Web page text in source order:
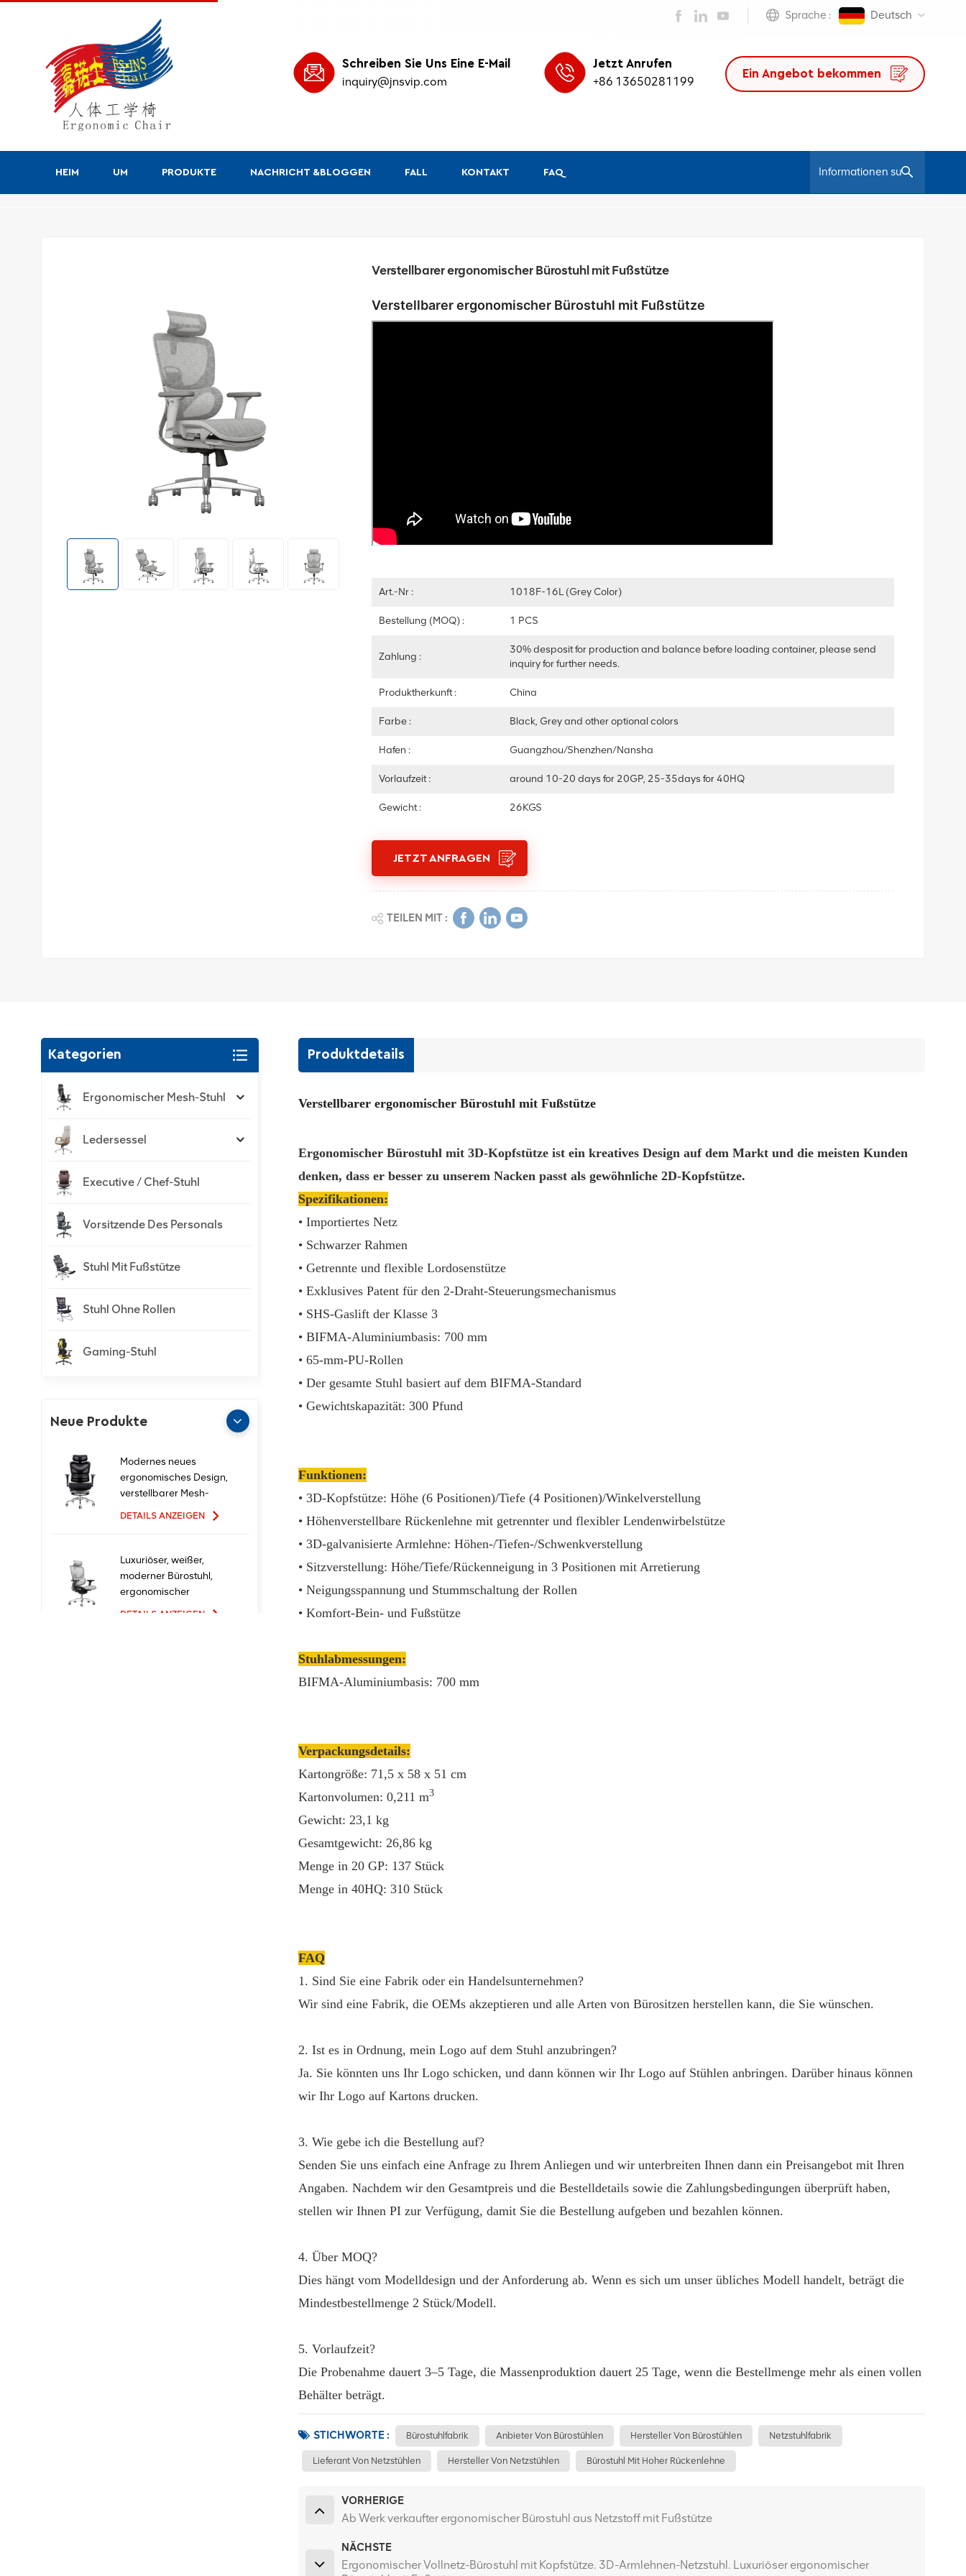
Sprache : Deutsch
Ein Angebot bekommen
Schreiben Sie Uns Eine E-Mail
inquiry@jnsvip.com
Jetzt Anrufen
+86 13650281199
HEIM UM PRODUKTE NACHRICHT &BLOGGEN FALL KONTAKT FAQ
Verstellbarer ergonomischer Bürostuhl mit Fußstütze
Verstellbarer ergonomischer Bürostuhl mit Fußstütze
Art.-Nr : 1018F-16L (Grey Color)
Bestellung (MOQ) : 1 PCS
Zahlung :
30% desposit for production and balance before loading container, please send
inquiry for further needs.
Produktherkunft : China
Farbe : Black, Grey and other optional colors
Hafen : Guangzhou/Shenzhen/Nansha
Vorlaufzeit : around 10-20 days for 20GP, 25-35days for 40HQ
Gewicht : 26KGS
JETZT ANFRAGEN
TEILEN MIT :
Produktdetails
Verstellbarer ergonomischer Bürostuhl mit Fußstütze
Ergonomischer Bürostuhl mit 3D-Kopfstütze ist ein kreatives Design auf dem Markt und die meisten Kunden
denken, dass er besser zu unserem Nacken passt als gewöhnliche 2D-Kopfstütze.
Spezifikationen:
• Importiertes Netz
• Schwarzer Rahmen
• Getrennte und flexible Lordosenstütze
• Exklusives Patent für den 2-Draht-Steuerungsmechanismus
• SHS-Gaslift der Klasse 3
• BIFMA-Aluminiumbasis: 700 mm
• 65-mm-PU-Rollen
• Der gesamte Stuhl basiert auf dem BIFMA-Standard
• Gewichtskapazität: 300 Pfund
Funktionen:
• 3D-Kopfstütze: Höhe (6 Positionen)/Tiefe (4 Positionen)/Winkelverstellung
• Höhenverstellbare Rückenlehne mit getrennter und flexibler Lendenwirbelstütze
• 3D-galvanisierte Armlehne: Höhen-/Tiefen-/Schwenkverstellung
• Sitzverstellung: Höhe/Tiefe/Rückenneigung in 3 Positionen mit Arretierung
• Neigungsspannung und Stummschaltung der Rollen
• Komfort-Bein- und Fußstütze
Stuhlabmessungen:
BIFMA-Aluminiumbasis: 700 mm
Verpackungsdetails:
Kartongröße: 71,5 x 58 x 51 cm
Kartonvolumen: 0,211 m3
Gewicht: 23,1 kg
Gesamtgewicht: 26,86 kg
Menge in 20 GP: 137 Stück
Menge in 40HQ: 310 Stück
FAQ
1. Sind Sie eine Fabrik oder ein Handelsunternehmen?
Wir sind eine Fabrik, die OEMs akzeptieren und alle Arten von Bürositzen herstellen kann, die Sie wünschen.
2. Ist es in Ordnung, mein Logo auf dem Stuhl anzubringen?
Ja. Sie könnten uns Ihr Logo schicken, und dann können wir Ihr Logo auf Stühlen anbringen. Darüber hinaus können
wir Ihr Logo auf Kartons drucken.
3. Wie gebe ich die Bestellung auf?
Senden Sie uns einfach eine Anfrage zu Ihrem Anliegen und wir unterbreiten Ihnen dann ein Preisangebot mit Ihren
Angaben. Nachdem wir den Gesamtpreis und die Bestelldetails sowie die Zahlungsbedingungen überprüft haben,
stellen wir Ihnen PI zur Verfügung, damit Sie die Bestellung aufgeben und bezahlen können.
4. Über MOQ?
Dies hängt vom Modelldesign und der Anforderung ab. Wenn es sich um unser übliches Modell handelt, beträgt die
Mindestbestellmenge 2 Stück/Modell.
5. Vorlaufzeit?
Die Probenahme dauert 3–5 Tage, die Massenproduktion dauert 25 Tage, wenn die Bestellmenge mehr als einen vollen
Behälter beträgt.
STICHWORTE : Bürostuhlfabrik Anbieter Von Bürostühlen Hersteller Von Bürostühlen Netzstuhlfabrik
Lieferant Von Netzstühlen Hersteller Von Netzstühlen Bürostuhl Mit Hoher Rückenlehne
VORHERIGE
Ab Werk verkaufter ergonomischer Bürostuhl aus Netzstoff mit Fußstütze
NÄCHSTE
Ergonomischer Vollnetz-Bürostuhl mit Kopfstütze. 3D-Armlehnen-Netzstuhl. Luxuriöser ergonomischer
Kategorien
Ergonomischer Mesh-Stuhl
Ledersessel
Executive / Chef-Stuhl
Vorsitzende Des Personals
Stuhl Mit Fußstütze
Stuhl Ohne Rollen
Gaming-Stuhl
Neue Produkte
Modernes neues
ergonomisches Design,
verstellbarer Mesh-
DETAILS ANZEIGEN
Luxuriöser, weißer,
moderner Bürostuhl,
ergonomischer
Chefsessel mit Mesh-
DETAILS ANZEIGEN